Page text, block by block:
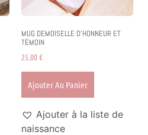
MUG DEMOISELLE D’HONNEUR ET
TÉMOIN
25.00€
Ajouter Au Panier
Ajouter à la liste de
naissance